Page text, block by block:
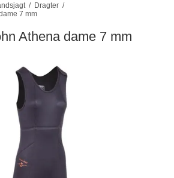
/ Dragter /
7 mm
Athena dame 7 mm